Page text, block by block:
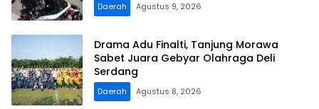
Daerah Agustus 9, 2026
Drama Adu Finalti, Tanjung Morawa
Sabet Juara Gebyar Olahraga Deli
Serdang
Daerah Agustus 8, 2026